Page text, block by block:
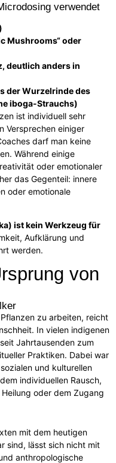
verwendet
Mushrooms“ oder
deutlich anders in
der Wurzelrinde des
iboga-Strauchs)
ist individuell sehr
Versprechen einiger
darf man keine
Während einige
oder emotionaler
das Gegenteil: innere
oder emotionale
ist kein Werkzeug für
Aufklärung und
werden.
von
zu arbeiten, reicht
In vielen indigenen
Jahrtausenden zum
Praktiken. Dabei war
und kulturellen
individuellen Rausch,
oder dem Zugang
mit dem heutigen
sind, lässt sich nicht mit
anthropologische